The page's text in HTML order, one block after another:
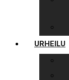
URHEILU